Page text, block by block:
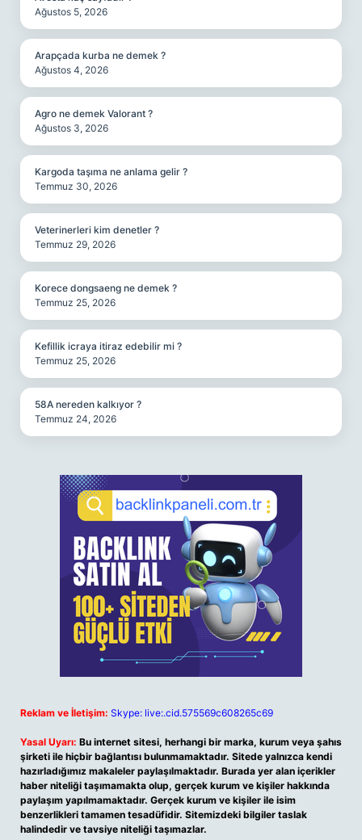
Ağustos 5, 2026
Arapçada kurba ne demek ?
Ağustos 4, 2026
Agro ne demek Valorant ?
Ağustos 3, 2026
Kargoda taşıma ne anlama gelir ?
Temmuz 30, 2026
Veterinerleri kim denetler ?
Temmuz 29, 2026
Korece dongsaeng ne demek ?
Temmuz 25, 2026
Kefillik icraya itiraz edebilir mi ?
Temmuz 25, 2026
58A nereden kalkıyor ?
Temmuz 24, 2026
Reklam ve İletişim: Skype: live:.cid.575569c608265c69
Yasal Uyarı: Bu internet sitesi, herhangi bir marka, kurum veya şahıs
şirketi ile hiçbir bağlantısı bulunmamaktadır. Sitede yalnızca kendi
hazırladığımız makaleler paylaşılmaktadır. Burada yer alan içerikler
haber niteliği taşımamakta olup, gerçek kurum ve kişiler hakkında
paylaşım yapılmamaktadır. Gerçek kurum ve kişiler ile isim
benzerlikleri tamamen tesadüfidir. Sitemizdeki bilgiler taslak
halindedir ve tavsiye niteliği taşımazlar.